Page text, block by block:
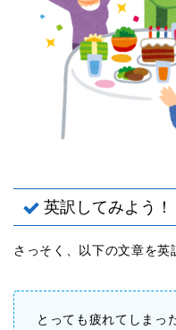
英訳してみよう！
さっそく、以下の文章を英
とっても疲れてしまっ